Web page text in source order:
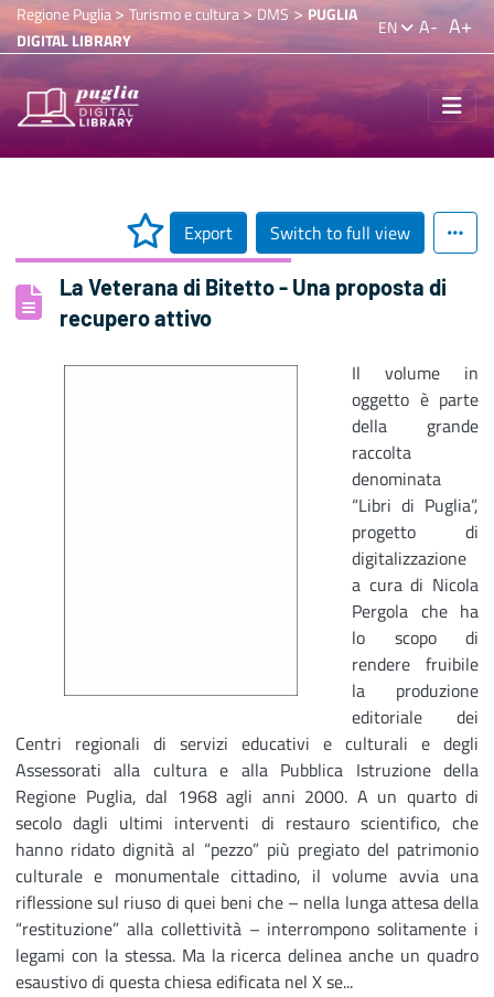
Regione Puglia> Turismo e cultura>DMS > PUGLIA
DIGITAL LIBRARY
EN A- A+
Export Switch to full view
La Veterana di Bitetto - Una proposta di
recupero attivo
Il volume in
oggetto è parte
della grande
raccolta
denominata
“Libri di Puglia”,
progetto di
digitalizzazione
a cura di Nicola
Pergola che ha
lo scopo di
rendere fruibile
la produzione
editoriale dei
Centri regionali di servizi educativi e culturali e degli
Assessorati alla cultura e alla Pubblica Istruzione della
Regione Puglia, dal 1968 agli anni 2000. A un quarto di
secolo dagli ultimi interventi di restauro scientifico, che
hanno ridato dignità al “pezzo” più pregiato del patrimonio
culturale e monumentale cittadino, il volume avvia una
riflessione sul riuso di quei beni che – nella lunga attesa della
“restituzione” alla collettività – interrompono solitamente i
legami con la stessa. Ma la ricerca delinea anche un quadro
esaustivo di questa chiesa edificata nel X se...